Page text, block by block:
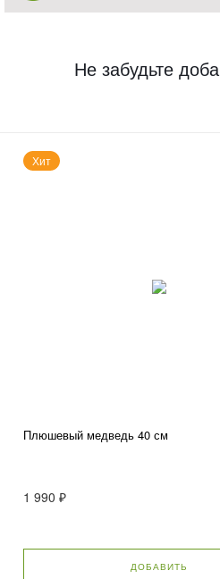
Не забудьте
Хит
Плюшевый медведь 40 см
1 990 ₽
ДОБАВИТЬ